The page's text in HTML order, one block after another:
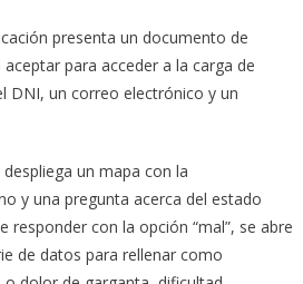
presenta un documento de
para acceder a la carga de
DNI, un correo electrónico y un
un mapa con la
y una pregunta acerca del estado
responder con la opción “mal”, se abre
de datos para rellenar como